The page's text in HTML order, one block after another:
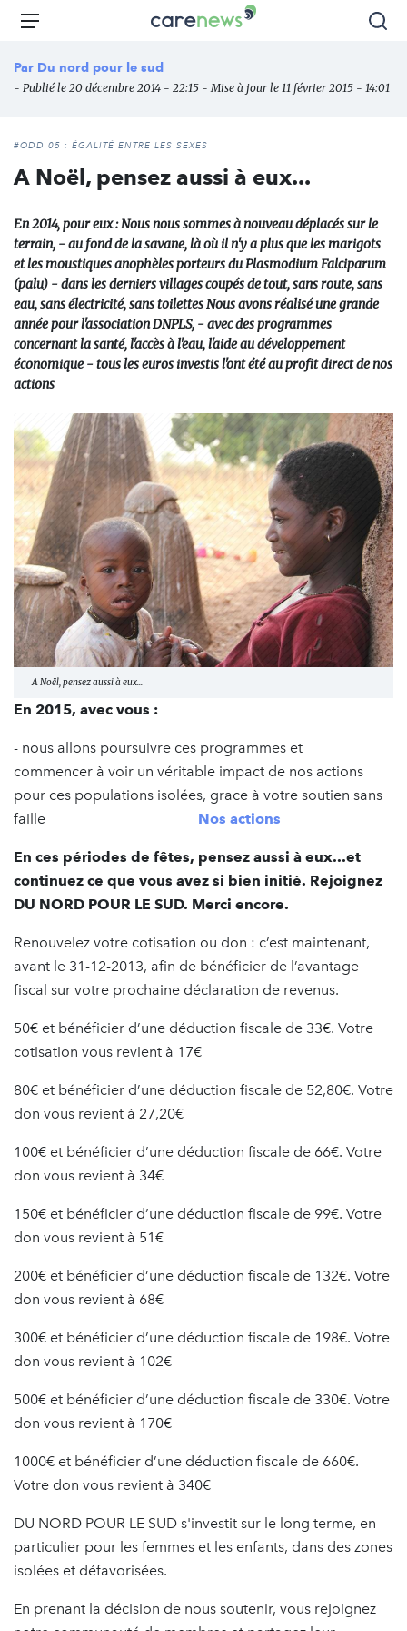
Aller
principal
Carenews,
média
des
l'engagement
Menu
Par Du nord pour le sud
- Publié le 20 décembre 2014 - 22:15 - Mise à jour le 11 février 2015 - 14:01
#ODD 05 : ÉGALITÉ ENTRE LES SEXES
A Noël, pensez aussi à eux...
En 2014, pour eux : Nous nous sommes à nouveau déplacés sur le
terrain, - au fond de la savane, là où il n'y a plus que les marigots
et les moustiques anophèles porteurs du Plasmodium Falciparum
(palu) - dans les derniers villages coupés de tout, sans route, sans
eau, sans électricité, sans toilettes Nous avons réalisé une grande
année pour l'association DNPLS, - avec des programmes
concernant la santé, l'accès à l'eau, l'aide au développement
économique - tous les euros investis l'ont été au profit direct de nos
actions
A Noël, pensez aussi à eux...
En 2015, avec vous :
- nous allons poursuivre ces programmes et
commencer à voir un véritable impact de nos actions
pour ces populations isolées, grace à votre soutien sans
faille Nos actions
En ces périodes de fêtes, pensez aussi à eux...et
continuez ce que vous avez si bien initié. Rejoignez
DU NORD POUR LE SUD. Merci encore.
Renouvelez votre cotisation ou don : c’est maintenant,
avant le 31-12-2013, afin de bénéficier de l’avantage
fiscal sur votre prochaine déclaration de revenus.
50€ et bénéficier d’une déduction fiscale de 33€. Votre
cotisation vous revient à 17€
80€ et bénéficier d’une déduction fiscale de 52,80€. Votre
don vous revient à 27,20€
100€ et bénéficier d’une déduction fiscale de 66€. Votre
don vous revient à 34€
150€ et bénéficier d’une déduction fiscale de 99€. Votre
don vous revient à 51€
200€ et bénéficier d’une déduction fiscale de 132€. Votre
don vous revient à 68€
300€ et bénéficier d’une déduction fiscale de 198€. Votre
don vous revient à 102€
500€ et bénéficier d’une déduction fiscale de 330€. Votre
don vous revient à 170€
1000€ et bénéficier d’une déduction fiscale de 660€.
Votre don vous revient à 340€
DU NORD POUR LE SUD s'investit sur le long terme, en
particulier pour les femmes et les enfants, dans des zones
isolées et défavorisées.
En prenant la décision de nous soutenir, vous rejoignez